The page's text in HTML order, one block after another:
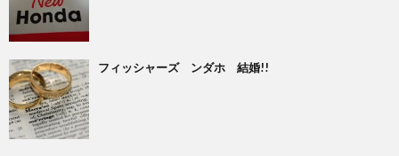
フィッシャーズ ンダホ 結婚!!